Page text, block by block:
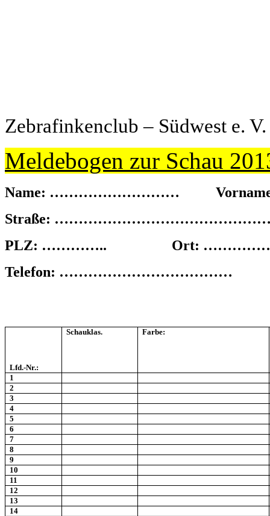
Zebrafinkenclub – Südwest e.
Meldebogen zur Schau
Name: ………………………
Straße:
PLZ: …………..
Ort:
Telefon: ………………………………
Lfd.-Nr.:
Schauklas. Farbe:
1
2
3
4
5
6
7
8
9
10
11
12
13
14